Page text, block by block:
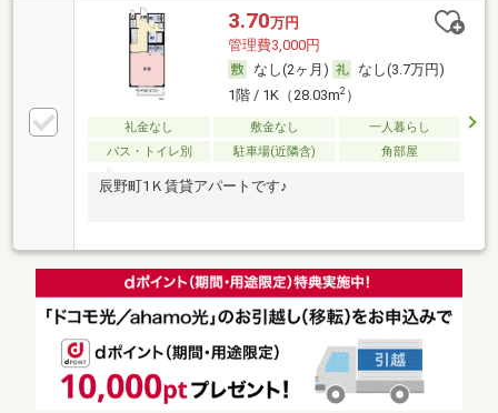
3.70万円
管理費3,000円
なし(2ヶ月)
なし(3.7万円)
1階 / 1K（28.03m2）
礼金なし 敷金なし
一人暮らし
バス・トイレ別
駐車場(近隣含) 角部屋
辰野町1Ｋ賃貸アパートです♪